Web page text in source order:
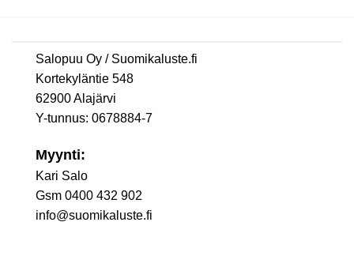
Salopuu Oy / Suomikaluste.fi
Kortekyläntie 548
62900 Alajärvi
Y-tunnus: 0678884-7
Myynti:
Kari Salo
Gsm 0400 432 902
info@suomikaluste.fi